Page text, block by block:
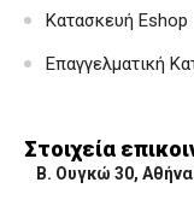
Κατασκευή Eshop
Επαγγελματική
Στοιχεία
Β. Ουγκώ 30,